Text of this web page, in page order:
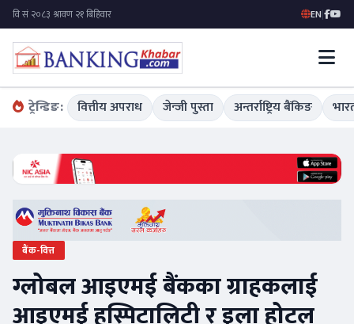
EN|
ट्रेन्डिङ: वित्तीय अपराध जेन्जी पुस्ता अन्तर्राष्ट्रिय बैंकिङ
बैंक-वित्त
ग्लोबल आइएमई बैंकका ग्राहकलाई
आइएमई हस्पिटालिटी र इला होटल